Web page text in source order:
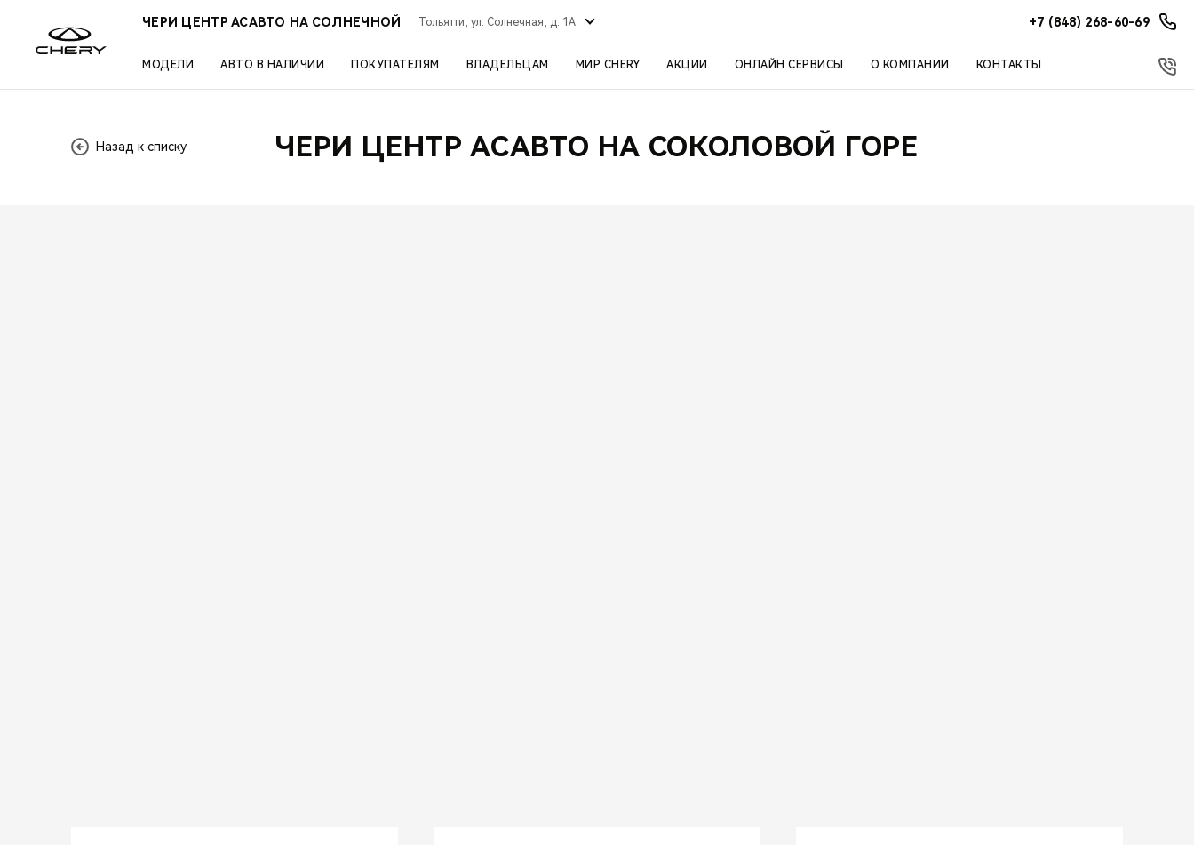
ЧЕРИ ЦЕНТР АСАВТО НА СОЛНЕЧНОЙ Тольятти, ул. Солнечная, д. 1А +7 (848) 268-60-69
МОДЕЛИ АВТО В НАЛИЧИИ ПОКУПАТЕЛЯМ ВЛАДЕЛЬЦАМ МИР CHERY АКЦИИ ОНЛАЙН СЕРВИСЫ О КОМПАНИИ КОНТАКТЫ
ЧЕРИ ЦЕНТР АСАВТО НА СОКОЛОВОЙ ГОРЕ
Назад к списку